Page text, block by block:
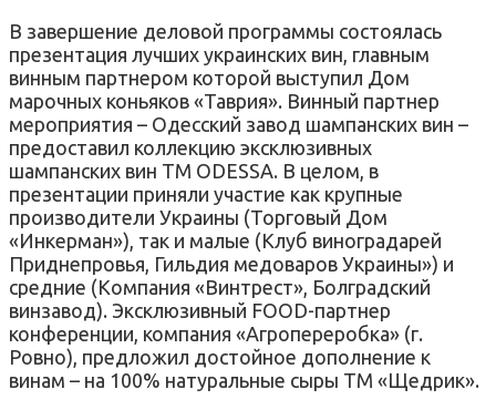
В завершение деловой программы состоялась
презентация лучших украинских вин, главным
винным партнером которой выступил Дом
марочных коньяков «Таврия». Винный партнер
мероприятия – Одесский завод шампанских вин –
предоставил коллекцию эксклюзивных
шампанских вин ТМ ODESSA. В целом, в
презентации приняли участие как крупные
производители Украины (Торговый Дом
«Инкерман»), так и малые (Клуб виноградарей
Приднепровья, Гильдия медоваров Украины») и
средние (Компания «Винтрест», Болградский
винзавод). Эксклюзивный FOOD-партнер
конференции, компания «Агропереробка» (г.
Ровно), предложил достойное дополнение к
винам – на 100% натуральные сыры ТМ «Щедрик».